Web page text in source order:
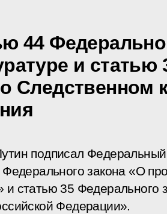
44
и статью
Следственном
подписал
закона «О
и статью 35 Федерального
Федерации».